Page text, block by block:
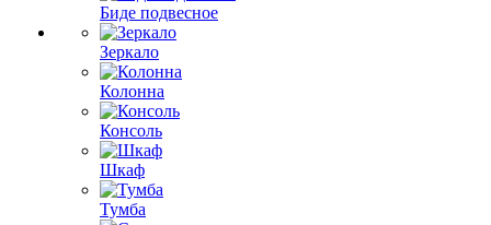
Биде подвесное
Зеркало
Колонна
Консоль
Шкаф
Тумба